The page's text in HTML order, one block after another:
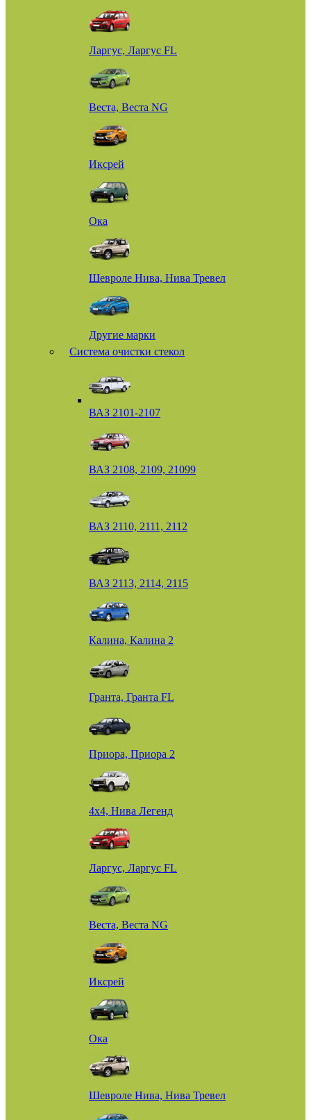
Ларгус, Ларгус FL
Веста, Веста NG
Иксрей
Ока
Шевроле Нива, Нива Тревел
Другие марки
Система очистки стекол
ВАЗ 2101-2107
ВАЗ 2108, 2109, 21099
ВАЗ 2110, 2111, 2112
ВАЗ 2113, 2114, 2115
Калина, Калина 2
Гранта, Гранта FL
Приора, Приора 2
4х4, Нива Легенд
Ларгус, Ларгус FL
Веста, Веста NG
Иксрей
Ока
Шевроле Нива, Нива Тревел